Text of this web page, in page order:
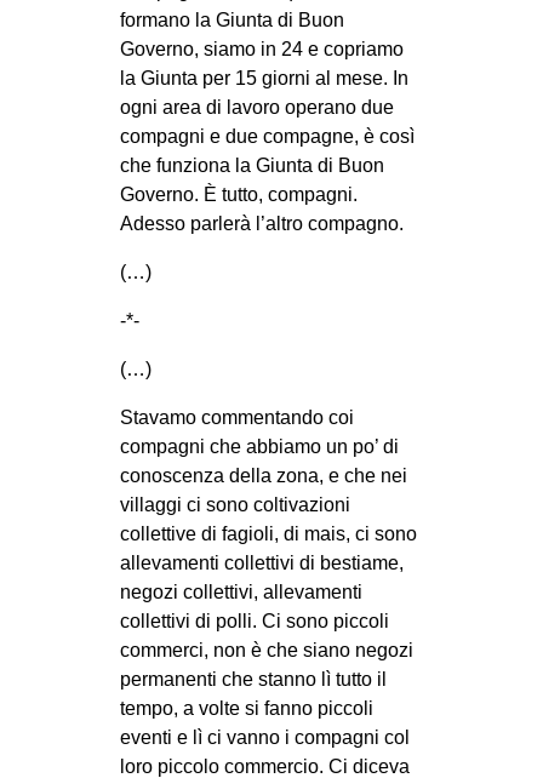
formano la Giunta di Buon
Governo, siamo in 24 e copriamo
la Giunta per 15 giorni al mese. In
ogni area di lavoro operano due
compagni e due compagne, è così
che funziona la Giunta di Buon
Governo. È tutto, compagni.
Adesso parlerà l’altro compagno.
(…)
-*-
(…)
Stavamo commentando coi
compagni che abbiamo un po’ di
conoscenza della zona, e che nei
villaggi ci sono coltivazioni
collettive di fagioli, di mais, ci sono
allevamenti collettivi di bestiame,
negozi collettivi, allevamenti
collettivi di polli. Ci sono piccoli
commerci, non è che siano negozi
permanenti che stanno lì tutto il
tempo, a volte si fanno piccoli
eventi e lì ci vanno i compagni col
loro piccolo commercio. Ci diceva